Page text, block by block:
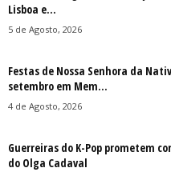
Lisboa e...
5 de Agosto, 2026
Festas de Nossa Senhora da
setembro em Mem...
4 de Agosto, 2026
Guerreiras do K-Pop prometem
do Olga Cadaval